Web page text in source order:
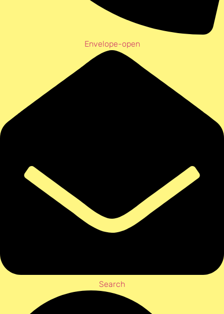
Envelope-open
Search